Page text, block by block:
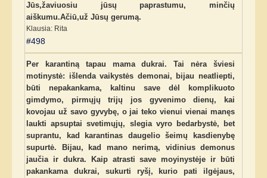
Jūs,žaviuosiu jūsų paprastumu, minčių
aiškumu.Ačiū,už Jūsų gerumą.
Klausia: Rita
#498
Per karantiną tapau mama dukrai. Tai nėra šviesi
motinystė: išlenda vaikystės demonai, bijau neatliepti,
būti nepakankama, kaltinu save dėl komplikuoto
gimdymo, pirmųjų trijų jos gyvenimo dienų, kai
kovojau už savo gyvybę, o jai teko vienui vienai manęs
laukti apsuptai svetimųjų, slegia vyro bedarbystė, bet
suprantu, kad karantinas daugelio šeimų kasdienybę
supurtė. Bijau, kad mano nerimą, vidinius demonus
jaučia ir dukra. Kaip atrasti save moyinystėje ir būti
pakankama dukrai, sukurti ryšį, kurio pati ilgėjaus,